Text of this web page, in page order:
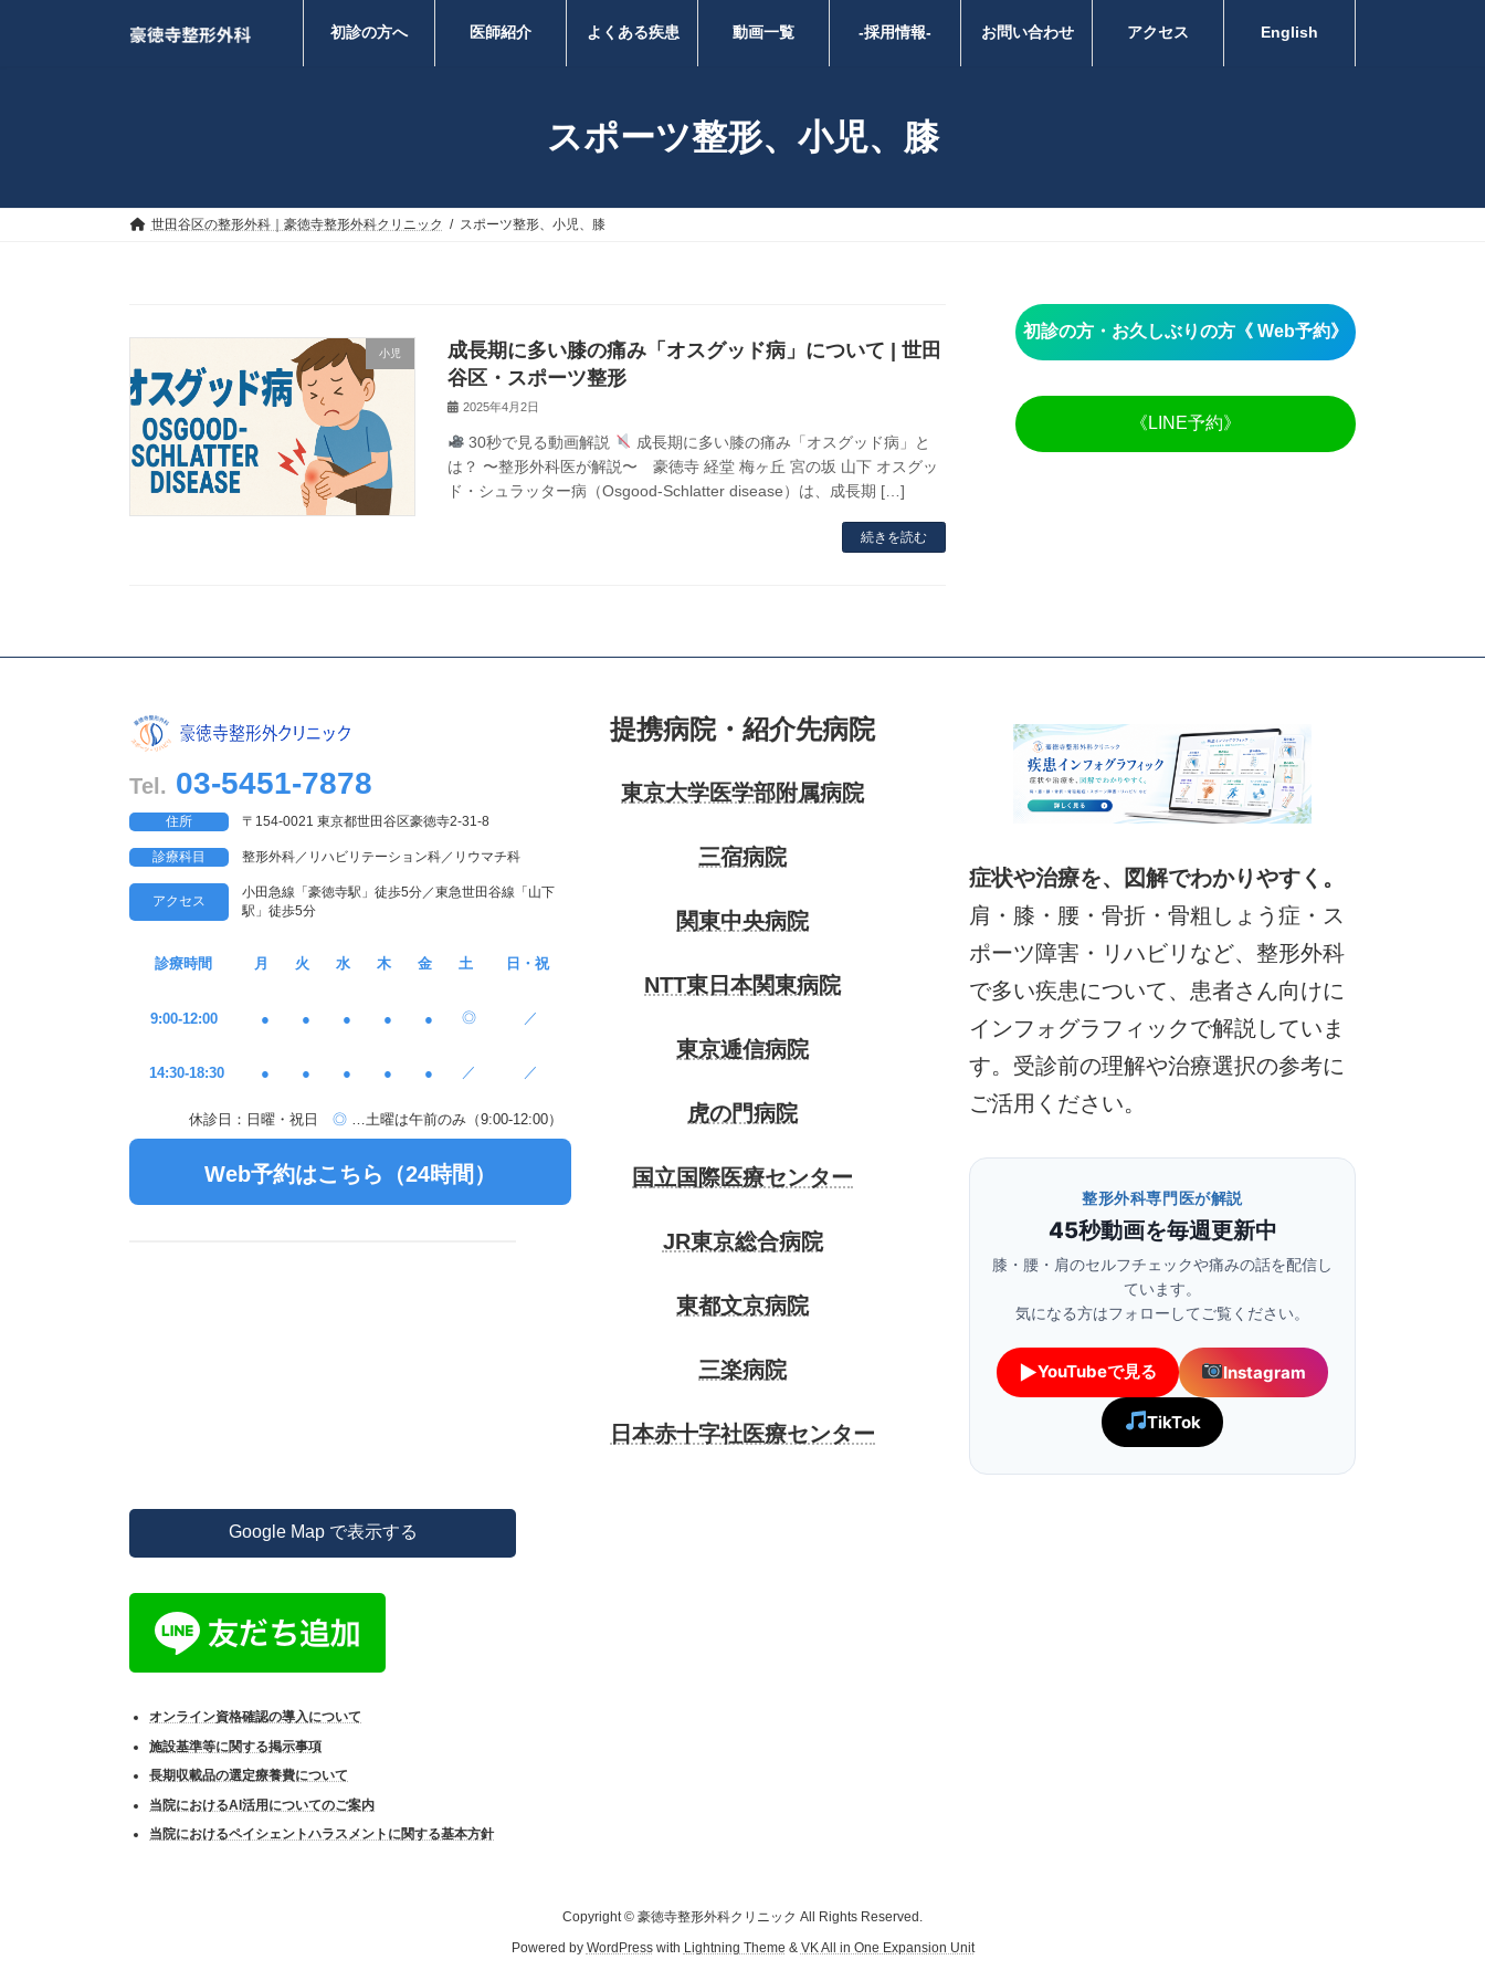
初診の方へ 医師紹介 よくある疾患 動画一覧 -採用情報- お問い合わせ アクセス English
スポーツ整形、小児、膝
世田谷区の整形外科｜豪徳寺整形外科クリニック スポーツ整形、小児、膝
小児
成長期に多い膝の痛み「オスグッド病」について | 世田
谷区・スポーツ整形
2025年4月2日
30秒で見る動画解説
成長期に多い膝の痛み「オスグッド病」と
は？ 〜整形外科医が解説〜 豪徳寺 経堂 梅ヶ丘 宮の坂 山下 オスグッ
ド・シュラッター病（Osgood-Schlatter disease）は、成長期 […]
続きを読む
初診の方・お久しぶりの方 《 Web予約》
《LINE予約》
Tel. 03-5451-7878
住所 〒154-0021 東京都世田谷区豪徳寺2-31-8
診療科目 整形外科／リハビリテーション科／リウマチ科
アクセス
小田急線「豪徳寺駅」徒歩5分／東急世田谷線「山下
駅」徒歩5分
診療時間 月 火 水 木 金 土 日・祝
9:00-12:00 ● ● ● ● ● ◎ ／
14:30-18:30 ● ● ● ● ● ／ ／
休診日：日曜・祝日 ◎ …土曜は午前のみ（9:00-12:00）
Web予約はこちら（24時間）
Google Map で表示する
オンライン資格確認の導入について
施設基準等に関する掲示事項
長期収載品の選定療養費について
当院におけるAI活用についてのご案内
当院におけるペイシェントハラスメントに関する基本方針
提携病院・紹介先病院
東京大学医学部附属病院
三宿病院
関東中央病院
NTT東日本関東病院
東京逓信病院
虎の門病院
国立国際医療センター
JR東京総合病院
東都文京病院
三楽病院
日本赤十字社医療センター
症状や治療を、図解でわかりやすく。
肩・膝・腰・骨折・骨粗しょう症・ス
ポーツ障害・リハビリなど、整形外科
で多い疾患について、患者さん向けに
インフォグラフィックで解説していま
す。受診前の理解や治療選択の参考に
ご活用ください。
整形外科専門医が解説
45秒動画を毎週更新中
膝・腰・肩のセルフチェックや痛みの話を配信し
ています。
気になる方はフォローしてご覧ください。
▶YouTubeで見る Instagram
TikTok
Copyright © 豪徳寺整形外科クリニック All Rights Reserved.
Powered by WordPresswith Lightning Theme & VK All in One Expansion Unit